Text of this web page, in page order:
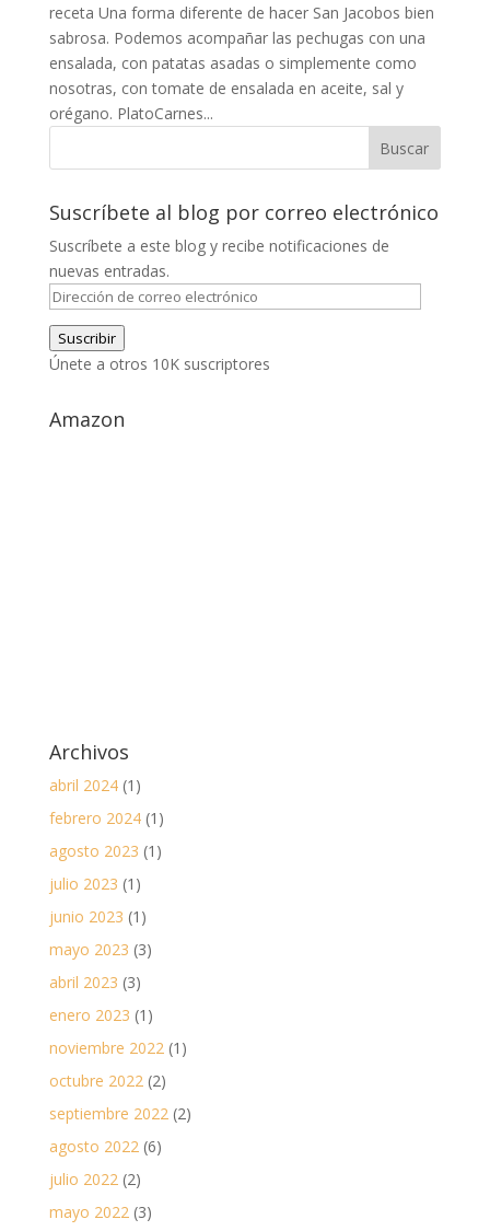
receta Una forma diferente de hacer San Jacobos bien
sabrosa. Podemos acompañar las pechugas con una
ensalada, con patatas asadas o simplemente como
nosotras, con tomate de ensalada en aceite, sal y
orégano. PlatoCarnes...
Suscríbete al blog por correo electrónico
Suscríbete a este blog y recibe notificaciones de
nuevas entradas.
Dirección
de
correo
electrónico
Suscribir
Únete a otros 10K suscriptores
Amazon
Archivos
abril 2024(1)
febrero 2024(1)
agosto 2023 (1)
julio 2023 (1)
junio 2023 (1)
mayo 2023 (3)
abril 2023 (3)
enero 2023 (1)
noviembre 2022(1)
octubre 2022(2)
septiembre 2022(2)
agosto 2022(6)
julio 2022(2)
mayo 2022(3)